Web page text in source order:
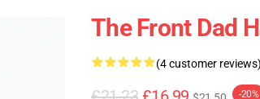
The Front Dad
(4 customer reviews)
-20%